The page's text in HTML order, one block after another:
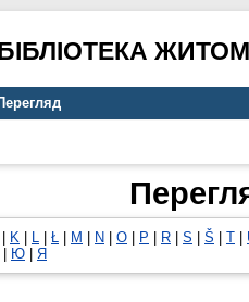
K L Ł M N O P R S Š T
Ю Я